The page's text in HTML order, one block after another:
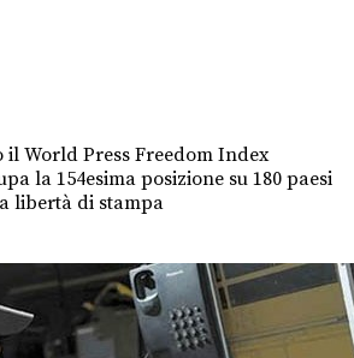
il World Press Freedom Index
la 154esima posizione su 180 paesi
libertà di stampa